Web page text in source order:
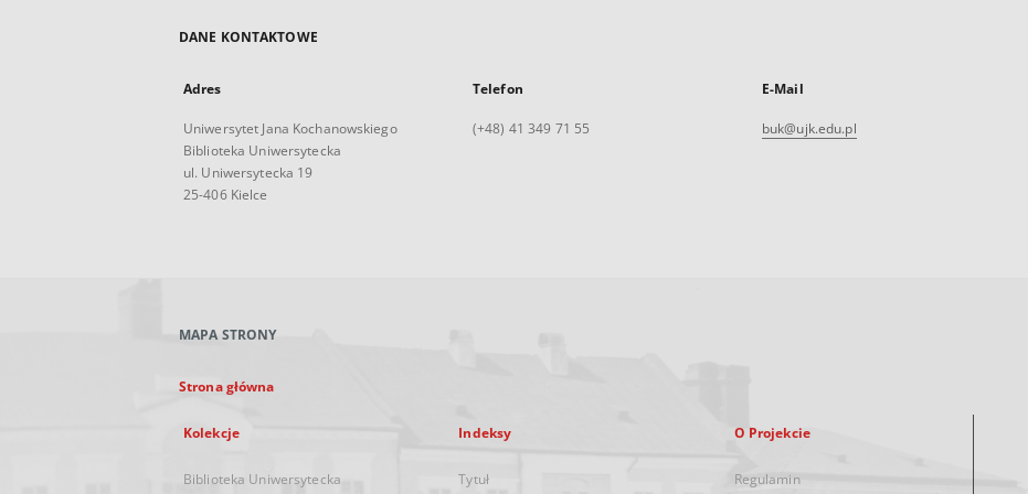
DANE KONTAKTOWE
Adres
Uniwersytet Jana Kochanowskiego
Biblioteka Uniwersytecka
ul. Uniwersytecka 19
25-406 Kielce
Telefon
(+48) 41 349 71 55
E-Mail
buk@ujk.edu.pl
MAPA STRONY
Strona główna
Kolekcje
Biblioteka Uniwersytecka
Indeksy
Tytuł
O Projekcie
Regulamin